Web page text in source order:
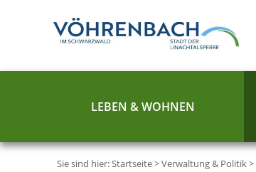
LEBEN & WOHNEN
Sie sind hier:Startseite>Verwaltung & Politik>